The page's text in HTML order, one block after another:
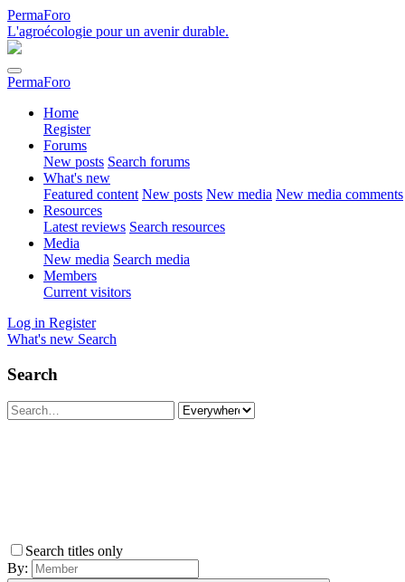
PermaForo
L'agroécologie pour un avenir durable.
PermaForo
Home
Register
Forums
New posts Search forums
What's new
Featured content New posts New media New media comments
Resources
Latest reviews Search resources
Media
New media Search media
Members
Current visitors
Log in Register
What's new Search
Search
Search titles only
By: